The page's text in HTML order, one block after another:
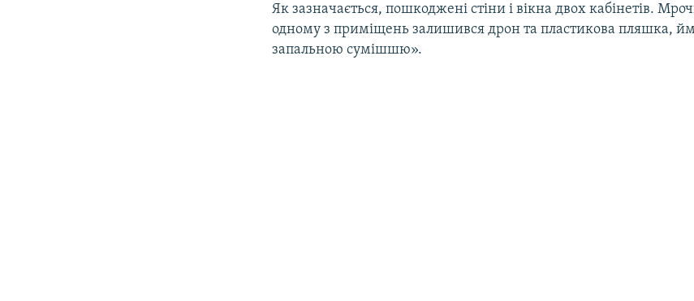
Як зазначається, пошкоджені стіни і вікна двох кабінетів.
одному з приміщень залишився дрон та пластикова пляшка,
запальною сумішшю».